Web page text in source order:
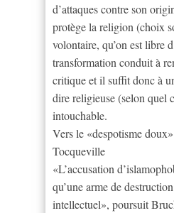
d’attaques contre son
protège la religion (choix
volontaire, qu’on est libre
transformation conduit à
critique et il suffit donc à
dire religieuse (selon quel
intouchable.
Vers le «despotisme
Tocqueville
«L’accusation
qu’une arme de
intellectuel», poursuit